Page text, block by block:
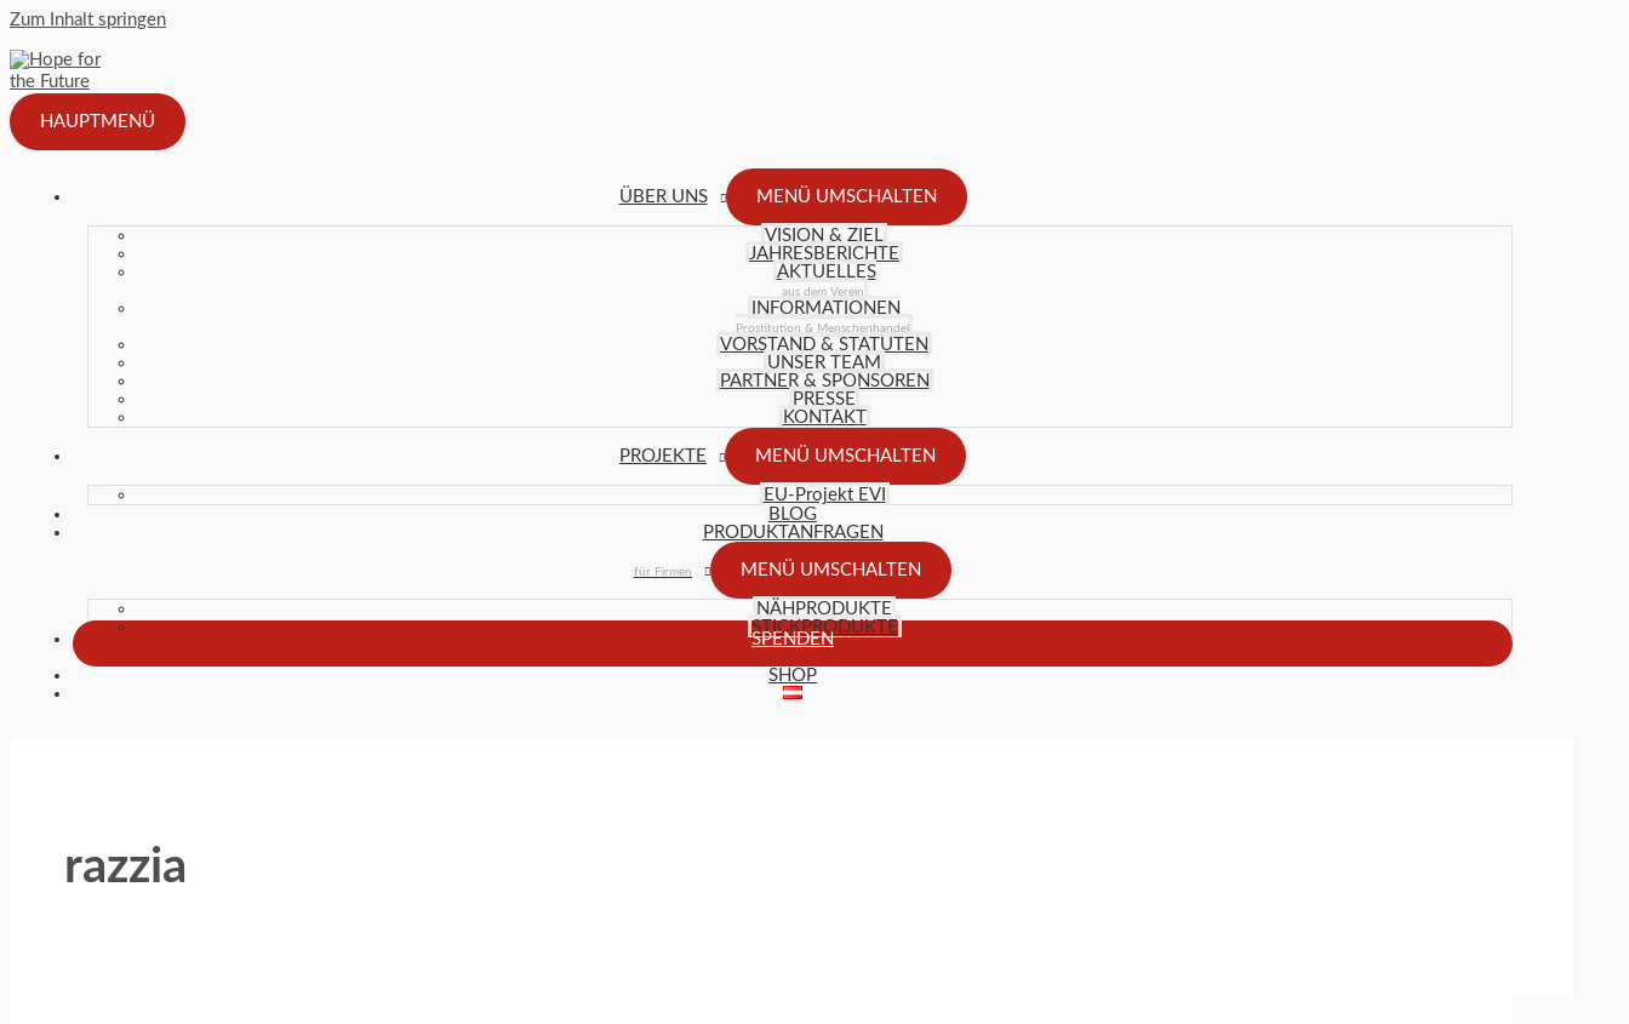
Zum Inhalt springen
HAUPTMENÜ
ÜBER UNS MENÜ UMSCHALTEN
VISION & ZIEL
JAHRESBERICHTE
AKTUELLES
aus dem Verein
INFORMATIONEN
Prostitution & Menschenhandel
VORSTAND & STATUTEN
UNSER TEAM
PARTNER & SPONSOREN
PRESSE
KONTAKT
PROJEKTE MENÜ UMSCHALTEN
EU-Projekt EVI
BLOG
PRODUKTANFRAGEN
für Firmen MENÜ UMSCHALTEN
NÄHPRODUKTE
STICKPRODUKTE
SPENDEN
SHOP
razzia